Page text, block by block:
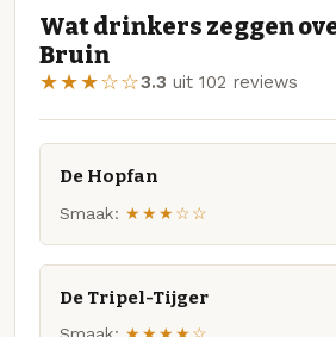
Wat drinkers zeggen
Bruin
★★★☆☆3.3 uit 102 reviews
De Hopfan
Smaak: ★★★☆☆
De Tripel-Tijger